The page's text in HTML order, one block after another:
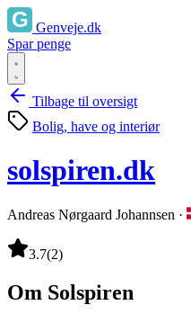
Genveje.dk
Spar penge
Tilbage til oversigt
Bolig, have og interiør
solspiren.dk
Andreas Nørgaard Johannsen ·
3.7(2)
Om Solspiren